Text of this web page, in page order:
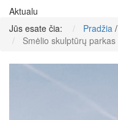
Aktualu
Jūs esate čia:
Pradžia /
Smėlio skulptūrų parkas